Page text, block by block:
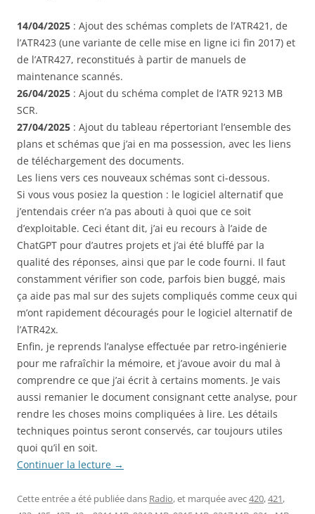
14/04/2025 : Ajout des schémas complets de l’ATR421, de
l’ATR423 (une variante de celle mise en ligne ici fin 2017) et
de l’ATR427, reconstitués à partir de manuels de
maintenance scannés.
26/04/2025 : Ajout du schéma complet de l’ATR 9213 MB
SCR.
27/04/2025 : Ajout du tableau répertoriant l’ensemble des
plans et schémas que j’ai en ma possession, avec les liens
de téléchargement des documents.
Les liens vers ces nouveaux schémas sont ci-dessous.
Si vous vous posiez la question : le logiciel alternatif que
j’entendais créer n’a pas abouti à quoi que ce soit
d’exploitable. Ceci étant dit, j’ai eu recours à l’aide de
ChatGPT pour d’autres projets et j’ai été bluffé par la
qualité des réponses, ainsi que par le code fourni. Il faut
constamment vérifier son code, parfois bien buggé, mais
ça aide pas mal sur des sujets compliqués comme ceux qui
m’ont rapidement découragés pour le logiciel alternatif de
l’ATR42x.
Enfin, je reprends l’analyse effectuée par retro-ingénierie
pour me rafraîchir la mémoire, et j’avoue avoir du mal à
comprendre ce que j’ai écrit à certains moments. Je vais
aussi remanier le document consignant cette analyse, pour
rendre les choses moins compliquées à lire. Les détails
techniques pointus seront conservés, car toujours utiles
quoi qu’il en soit.
Continuer la lecture →
Cette entrée a été publiée dans Radio, et marquée avec420,421,